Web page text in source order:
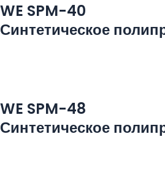
WE SPM-40
Синтетическое
WE SPM-48
Синтетическое